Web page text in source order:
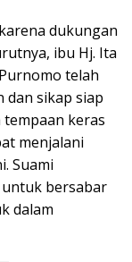
dukungan
ibu Hj. Ita
telah
dan sikap siap
keras
menjalani
Suami
bersabar
dalam